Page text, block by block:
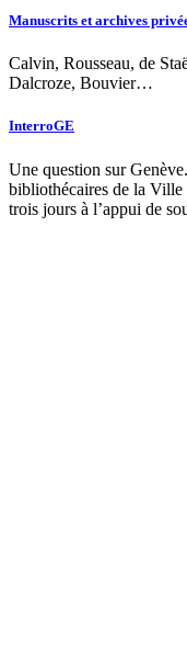
Manuscrits et archives
Calvin, Rousseau, de
Dalcroze, Bouvier…
InterroGE
Une question sur
bibliothécaires de la Ville
trois jours à l’appui de